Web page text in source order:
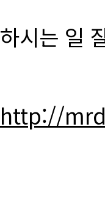
하시는 일
http://